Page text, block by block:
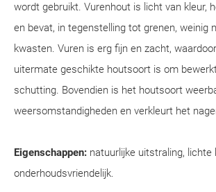
wordt gebruikt. Vurenhout is licht van kleur,
en bevat, in tegenstelling tot grenen, weinig
kwasten. Vuren is erg fijn en zacht,
uitermate geschikte houtsoort is om
schutting. Bovendien is het houtsoort
weersomstandigheden en verkleurt het
Eigenschappen: natuurlijke uitstraling, lichte
onderhoudsvriendelijk.